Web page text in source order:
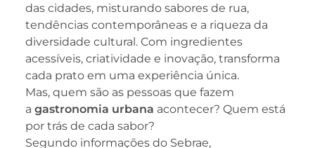
das cidades, misturando sabores de rua,
tendências contemporâneas e a riqueza da
diversidade cultural. Com ingredientes
acessíveis, criatividade e inovação, transforma
cada prato em uma experiência única.
Mas, quem são as pessoas que fazem
a gastronomia urbana acontecer? Quem está
por trás de cada sabor?
Segundo informações do Sebrae,